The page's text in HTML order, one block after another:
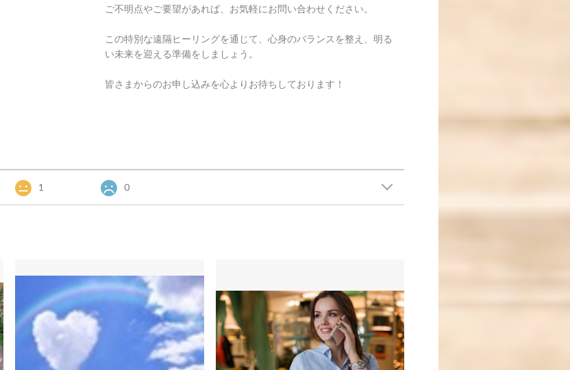
ご不明点やご要望があれば、お気軽にお問い合わせください。
この特別な遠隔ヒーリングを通じて、心身のバランスを整え、明る
い未来を迎える準備をしましょう。
皆さまからのお申し込みを心よりお待ちしております！
1 0